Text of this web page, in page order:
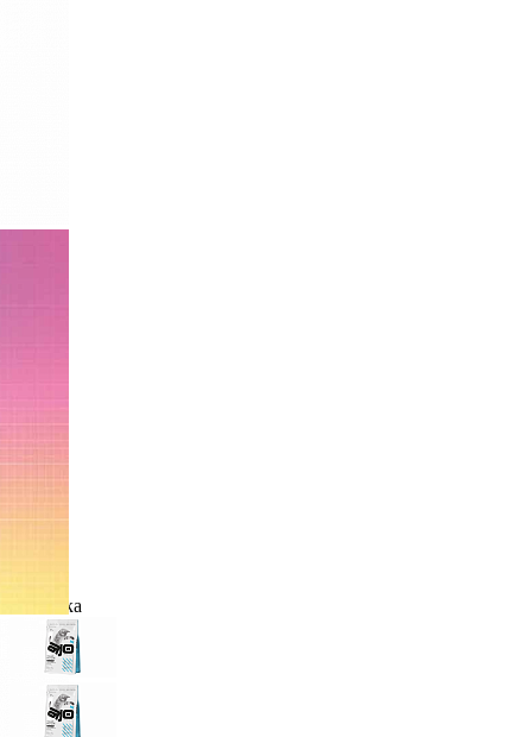
Новинка